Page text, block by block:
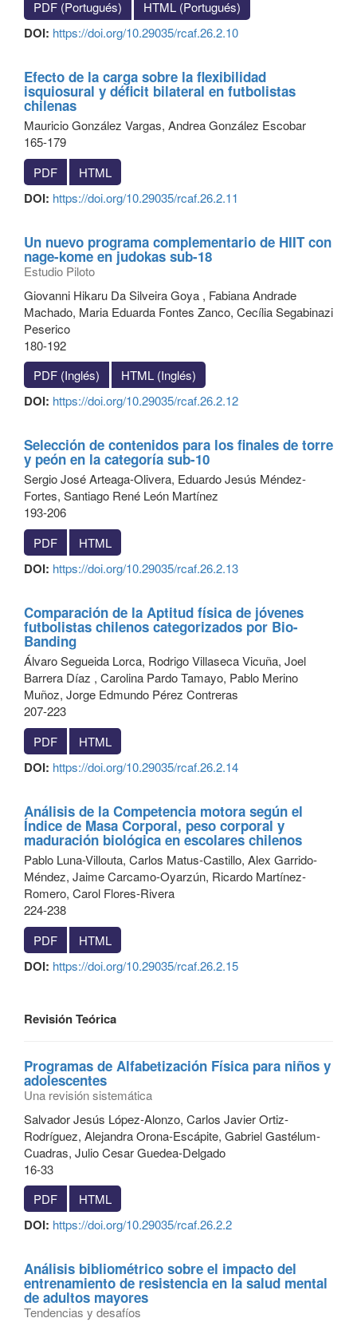
PDF (Portugués) HTML (Portugués)
DOI: https://doi.org/10.29035/rcaf.26.2.10
Efecto de la carga sobre la flexibilidad
isquiosural y déficit bilateral en futbolistas
chilenas
Mauricio González Vargas, Andrea González Escobar
165-179
PDF
HTML
DOI: https://doi.org/10.29035/rcaf.26.2.11
Un nuevo programa complementario de HIIT con
nage-kome en judokas sub-18
Estudio Piloto
Giovanni Hikaru Da Silveira Goya , Fabiana Andrade
Machado, Maria Eduarda Fontes Zanco, Cecília Segabinazi
Peserico
180-192
PDF (Inglés)
HTML (Inglés)
DOI: https://doi.org/10.29035/rcaf.26.2.12
Selección de contenidos para los finales de torre
y peón en la categoría sub-10
Sergio José Arteaga-Olivera, Eduardo Jesús Méndez-
Fortes, Santiago René León Martínez
193-206
PDF
HTML
DOI: https://doi.org/10.29035/rcaf.26.2.13
Comparación de la Aptitud física de jóvenes
futbolistas chilenos categorizados por Bio-
Banding
Álvaro Segueida Lorca, Rodrigo Villaseca Vicuña, Joel
Barrera Díaz , Carolina Pardo Tamayo, Pablo Merino
Muñoz, Jorge Edmundo Pérez Contreras
207-223
PDF
HTML
DOI: https://doi.org/10.29035/rcaf.26.2.14
Análisis de la Competencia motora según el
Índice de Masa Corporal, peso corporal y
maduración biológica en escolares chilenos
Pablo Luna-Villouta, Carlos Matus-Castillo, Alex Garrido-
Méndez, Jaime Carcamo-Oyarzún, Ricardo Martínez-
Romero, Carol Flores-Rivera
224-238
PDF
HTML
DOI: https://doi.org/10.29035/rcaf.26.2.15
Revisión Teórica
Programas de Alfabetización Física para niños y
adolescentes
Una revisión sistemática
Salvador Jesús López-Alonzo, Carlos Javier Ortiz-
Rodríguez, Alejandra Orona-Escápite, Gabriel Gastélum-
Cuadras, Julio Cesar Guedea-Delgado
16-33
PDF
HTML
DOI: https://doi.org/10.29035/rcaf.26.2.2
Análisis bibliométrico sobre el impacto del
entrenamiento de resistencia en la salud mental
de adultos mayores
Tendencias y desafíos